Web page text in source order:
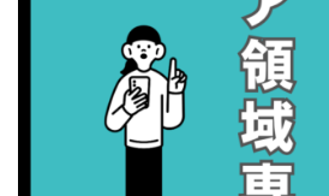
・世界アルツハイマー月間
・健康増進普及月間
・歯ヂカラ探究月間
・職場の健康診断実施強化月間